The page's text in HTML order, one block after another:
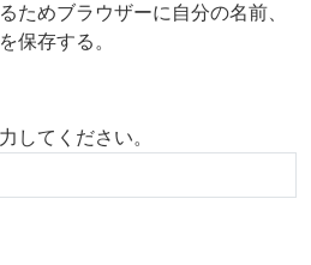
ためブラウザーに自分の名前、
保存する。
してください。